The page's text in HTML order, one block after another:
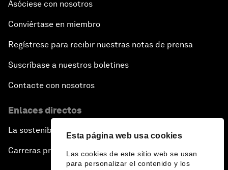
Esta página web usa cookies
Las cookies de este sitio web se usan
para personalizar el contenido y los
Asóciese con nosotros
Conviértase en miembro
Regístrese para recibir nuestras notas de prensa
Suscríbase a nuestros boletines
Contacte con nosotros
Enlaces directos
La sostenibilidad en el Foro
Carreras profesionales